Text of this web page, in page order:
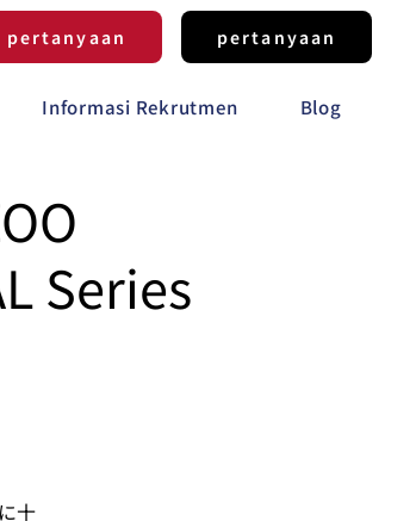
pertanyaan pertanyaan
Informasi Rekrutmen Blog
Series
十